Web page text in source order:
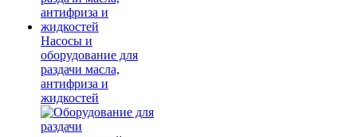
Насосы и
оборудование для
раздачи масла,
антифриза и
жидкостей